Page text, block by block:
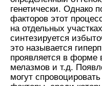
генетически. Однако
факторов этот
на отдельных
синтезируется
это называется
проявляется в форме
мелазмов и т.д.
могут